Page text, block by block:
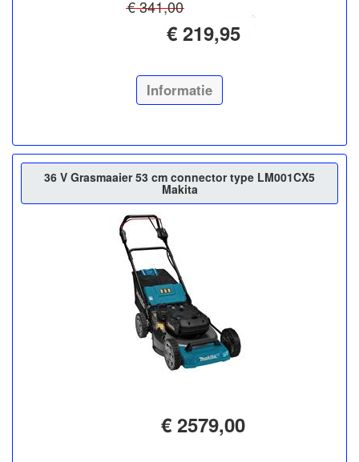
€ 341,00
€ 219,95
Informatie
36 V Grasmaaier 53 cm connector type LM001CX5
Makita
€ 2579,00